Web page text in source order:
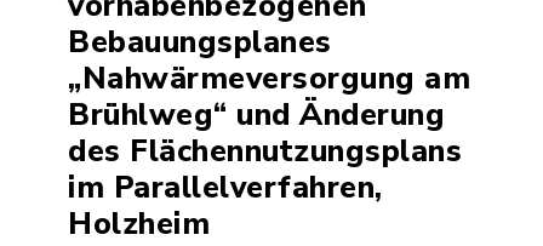
Bebauungsplanes
„Nahwärmeversorgung am
Brühlweg“ und Änderung
des Flächennutzungsplans
im Parallelverfahren,
Holzheim